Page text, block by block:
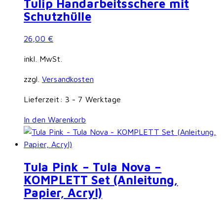
Tulip Handarbeitsschere mit
Schutzhülle
26,00 €
inkl. MwSt.
zzgl. Versandkosten
Lieferzeit: 3 - 7 Werktage
In den Warenkorb
Tula Pink – Tula Nova –
KOMPLETT Set (Anleitung,
Papier, Acryl)